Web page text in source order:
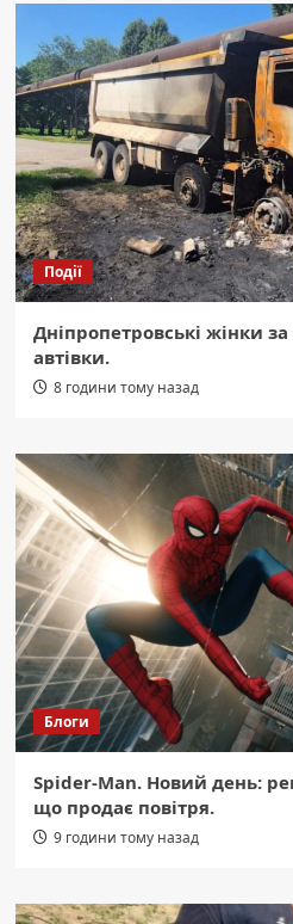
Події
Дніпропетровські жінки
автівки.
8 години тому назад
Блоги
Spider-Man. Новий день:
що продає повітря.
9 години тому назад